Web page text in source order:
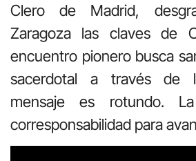
Clero de Madrid,
Zaragoza las claves de
encuentro pionero busca
sacerdotal a través de
mensaje es rotundo.
corresponsabilidad para